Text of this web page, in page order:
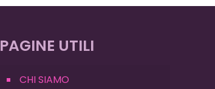
PAGINE UTILI
CHI SIAMO